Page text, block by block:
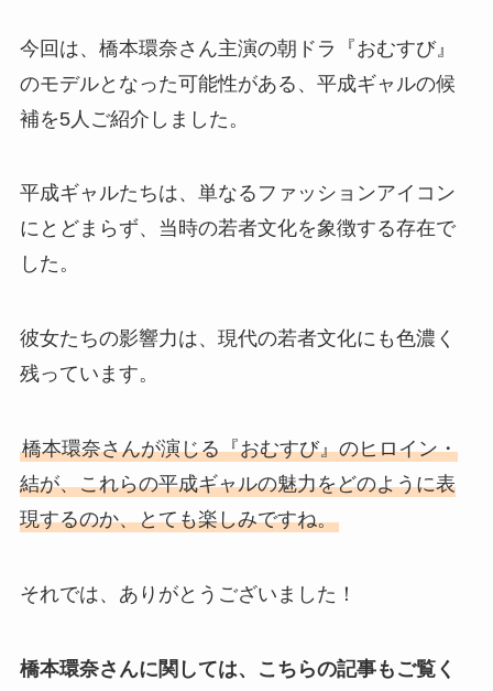
今回は、橋本環奈さん主演の朝ドラ『おむすび』
のモデルとなった可能性がある、平成ギャルの候
補を5人ご紹介しました。
平成ギャルたちは、単なるファッションアイコン
にとどまらず、当時の若者文化を象徴する存在で
した。
彼女たちの影響力は、現代の若者文化にも色濃く
残っています。
橋本環奈さんが演じる『おむすび』のヒロイン・
結が、これらの平成ギャルの魅力をどのように表
現するのか、とても楽しみですね。
それでは、ありがとうございました！
橋本環奈さんに関しては、こちらの記事もご覧く